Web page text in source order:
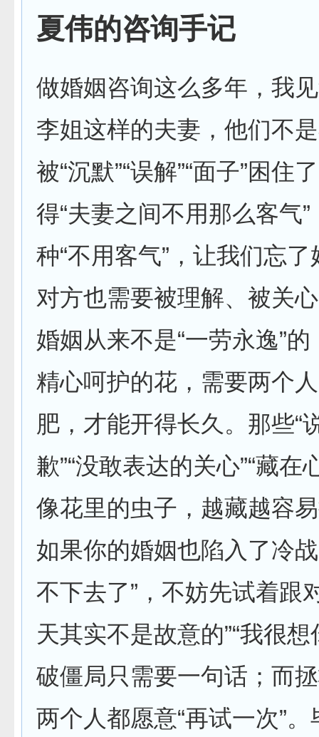
夏伟的咨询手记
做婚姻咨询这么多年，我
李姐这样的夫妻，他们不
被“沉默”“误解”“面子”困住
得“夫妻之间不用那么客气
种“不用客气”，让我们忘
对方也需要被理解、被关
婚姻从来不是“一劳永逸”
精心呵护的花，需要两个
肥，才能开得长久。那些“
歉”“没敢表达的关心”“藏在
像花里的虫子，越藏越容
如果你的婚姻也陷入了冷
不下去了”，不妨先试着跟
天其实不是故意的”“我很
破僵局只需要一句话；而
两个人都愿意“再试一次”